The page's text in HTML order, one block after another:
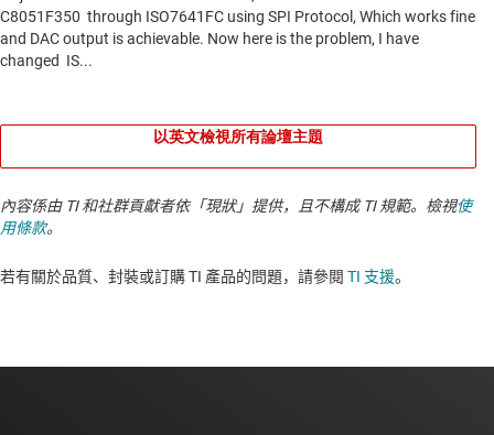
以英文檢視所有論壇主題
內容係由 TI 和社群貢獻者依「現狀」提供，且不構成 TI 規範。檢視使
用條款。
若有關於品質、封裝或訂購 TI 產品的問題，請參閱 TI 支援。​​​​​​​​​​​​​​